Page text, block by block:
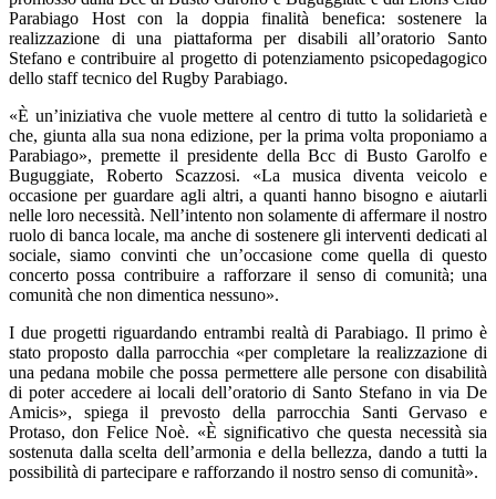
Parabiago Host con la doppia finalità benefica: sostenere la
realizzazione di una piattaforma per disabili all’oratorio Santo
Stefano e contribuire al progetto di potenziamento psicopedagogico
dello staff tecnico del Rugby Parabiago.
«È un’iniziativa che vuole mettere al centro di tutto la solidarietà e
che, giunta alla sua nona edizione, per la prima volta proponiamo a
Parabiago», premette il presidente della Bcc di Busto Garolfo e
Buguggiate, Roberto Scazzosi. «La musica diventa veicolo e
occasione per guardare agli altri, a quanti hanno bisogno e aiutarli
nelle loro necessità. Nell’intento non solamente di affermare il nostro
ruolo di banca locale, ma anche di sostenere gli interventi dedicati al
sociale, siamo convinti che un’occasione come quella di questo
concerto possa contribuire a rafforzare il senso di comunità; una
comunità che non dimentica nessuno».
I due progetti riguardando entrambi realtà di Parabiago. Il primo è
stato proposto dalla parrocchia «per completare la realizzazione di
una pedana mobile che possa permettere alle persone con disabilità
di poter accedere ai locali dell’oratorio di Santo Stefano in via De
Amicis», spiega il prevosto della parrocchia Santi Gervaso e
Protaso, don Felice Noè. «È significativo che questa necessità sia
sostenuta dalla scelta dell’armonia e della bellezza, dando a tutti la
possibilità di partecipare e rafforzando il nostro senso di comunità».